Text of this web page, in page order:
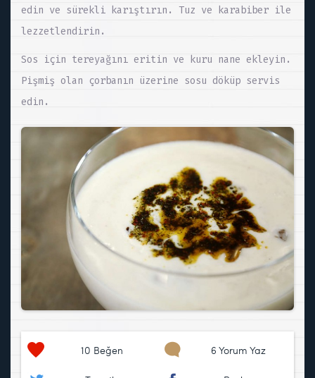
edin ve sürekli karıştırın. Tuz ve karabiber ile
lezzetlendirin.
Sos için tereyağını eritin ve kuru nane ekleyin.
Pişmiş olan çorbanın üzerine sosu döküp servis
edin.
10 Beğen 6 Yorum Yaz